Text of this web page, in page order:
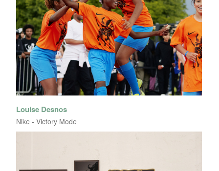
Louise Desnos
Nike - Victory Mode